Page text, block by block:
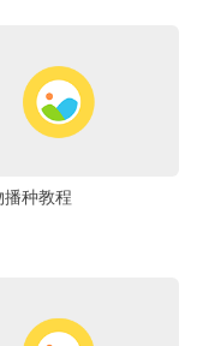
种教程